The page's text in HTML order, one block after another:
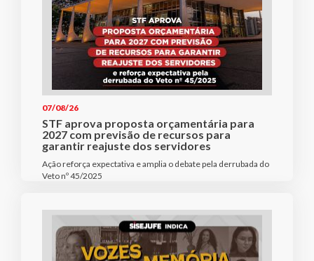
07/08/26
STF aprova proposta orçamentária para
2027 com previsão de recursos para
garantir reajuste dos servidores
Ação reforça expectativa e amplia o debate pela derrubada do
Veto nº 45/2025